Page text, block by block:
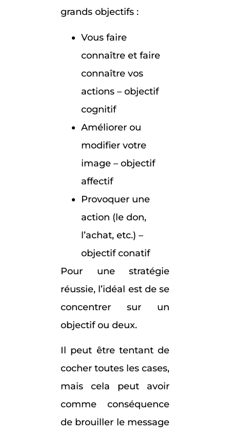
grands objectifs :
Vous faire
connaître et faire
connaître vos
actions – objectif
cognitif
Améliorer ou
modifier votre
image – objectif
affectif
Provoquer une
action (le don,
l’achat, etc.) –
objectif conatif
Pour une stratégie
réussie, l’idéal est de se
concentrer sur un
objectif ou deux.
Il peut être tentant de
cocher toutes les cases,
mais cela peut avoir
comme conséquence
de brouiller le message